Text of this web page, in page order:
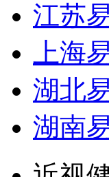
江苏
上海
湖北
湖南